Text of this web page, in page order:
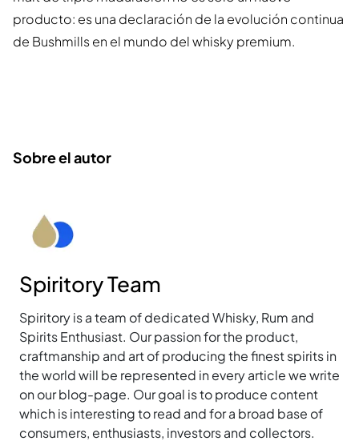
producto: es una declaración de la evolución continua
de Bushmills en el mundo del whisky premium.
Sobre el autor
Spiritory Team
Spiritory is a team of dedicated Whisky, Rum and
Spirits Enthusiast. Our passion for the product,
craftmanship and art of producing the finest spirits in
the world will be represented in every article we write
on our blog-page. Our goal is to produce content
which is interesting to read and for a broad base of
consumers, enthusiasts, investors and collectors.